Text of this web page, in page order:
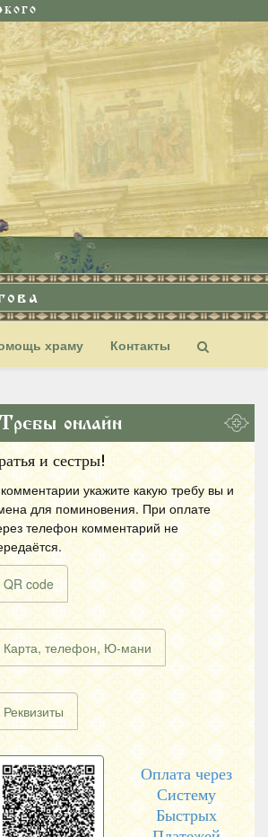
храму Контакты
онлайн
и сестры!
укажите какую требу вы и
для поминовения. При оплате
телефон комментарий не
QR code
Карта, телефон, Ю-мани
Реквизиты
Оплата через
Систему
Быстрых